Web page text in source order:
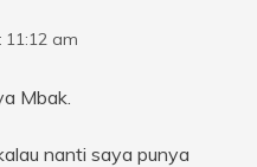
am
Mbak.
nanti saya punya